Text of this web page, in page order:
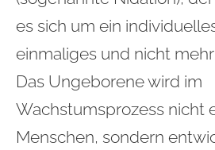
es sich um ein
einmaliges und nicht
Das Ungeborene wird im
Wachstumsprozess nicht
Menschen, sondern